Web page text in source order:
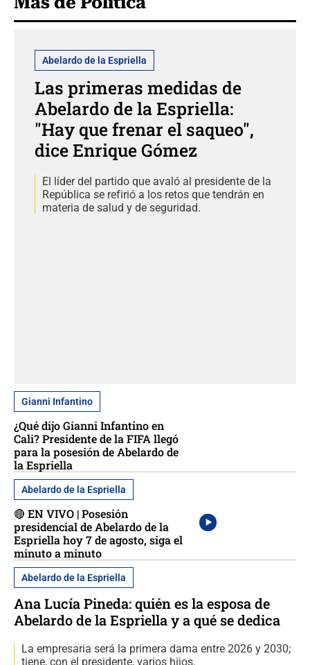
Abelardo de la Espriella
Las primeras medidas de
Abelardo de la Espriella:
"Hay que frenar el saqueo",
dice Enrique Gómez
El líder del partido que avaló al presidente de la
República se refirió a los retos que tendrán en
materia de salud y de seguridad.
Gianni Infantino
¿Qué dijo Gianni Infantino en
Cali? Presidente de la FIFA llegó
para la posesión de Abelardo de
la Espriella
Abelardo de la Espriella
🔴 EN VIVO | Posesión
presidencial de Abelardo de la
Espriella hoy 7 de agosto, siga el
minuto a minuto
Abelardo de la Espriella
Ana Lucía Pineda: quién es la esposa de
Abelardo de la Espriella y a qué se dedica
La empresaria será la primera dama entre 2026 y 2030;
tiene, con el presidente, varios hijos.